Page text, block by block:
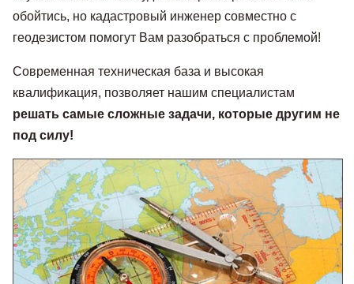
обойтись, но кадастровый инженер совместно с
геодезистом помогут Вам разобраться с проблемой!
Современная техническая база и высокая
квалификация, позволяет нашим специалистам
решать самые сложные задачи, которые другим не
под силу!